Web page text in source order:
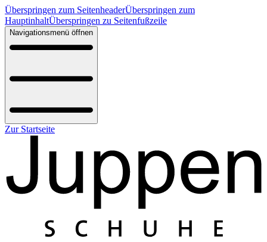
Überspringen zum SeitenheaderÜberspringen zum
HauptinhaltÜberspringen zu Seitenfußzeile
Navigationsmenü öffnen
Zur Startseite